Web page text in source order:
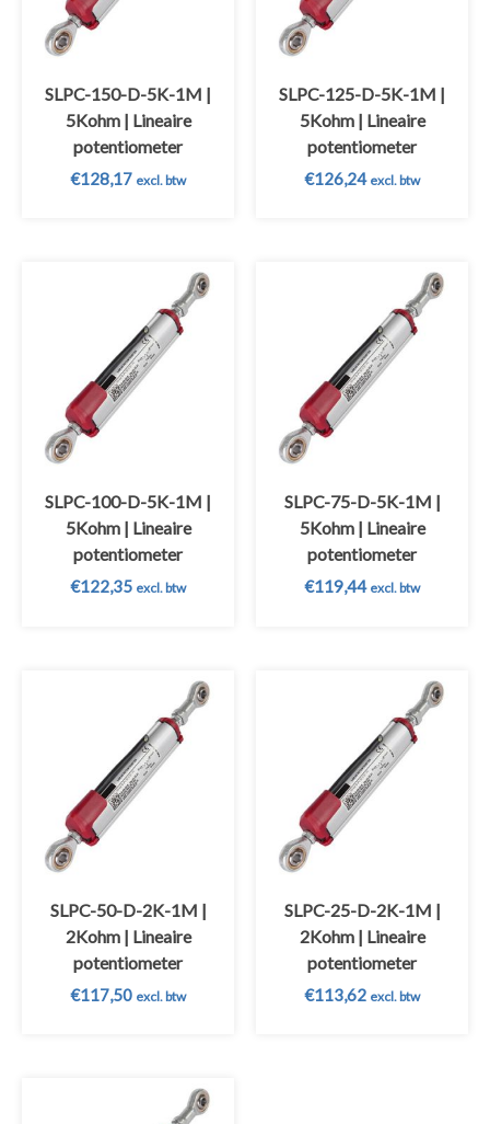
SLPC-150-D-5K-1M |
5Kohm | Lineaire
potentiometer
€128,17 excl. btw
SLPC-125-D-5K-1M |
5Kohm | Lineaire
potentiometer
€126,24 excl. btw
SLPC-100-D-5K-1M |
5Kohm | Lineaire
potentiometer
€122,35 excl. btw
SLPC-75-D-5K-1M |
5Kohm | Lineaire
potentiometer
€119,44 excl. btw
SLPC-50-D-2K-1M |
2Kohm | Lineaire
potentiometer
€117,50 excl. btw
SLPC-25-D-2K-1M |
2Kohm | Lineaire
potentiometer
€113,62 excl. btw